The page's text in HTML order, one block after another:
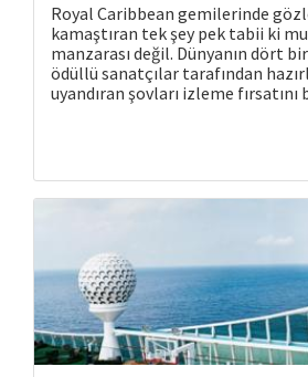
Royal Caribbean gemilerinde
kamaştıran tek şey pek tabii ki
manzarası değil. Dünyanın dört
ödüllü sanatçılar tarafından
uyandıran şovları izleme fırsatını